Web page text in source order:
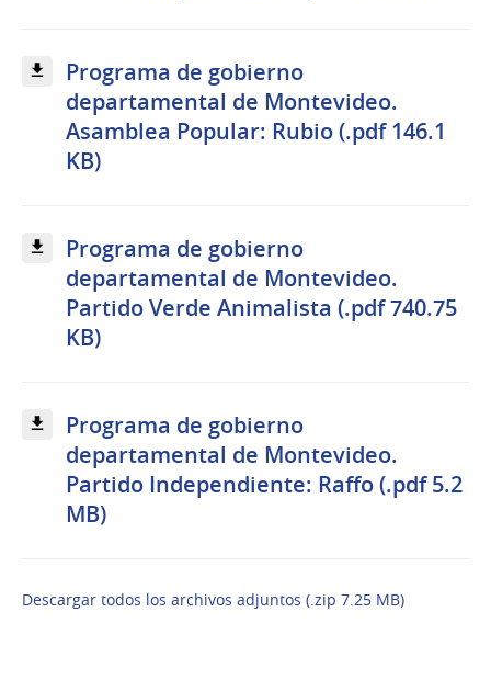
Programa de gobierno
departamental de Montevideo.
Asamblea Popular: Rubio (.pdf 146.1
KB)
Programa de gobierno
departamental de Montevideo.
Partido Verde Animalista (.pdf 740.75
KB)
Programa de gobierno
departamental de Montevideo.
Partido Independiente: Raffo (.pdf 5.2
MB)
Descargar todos los archivos adjuntos (.zip 7.25 MB)